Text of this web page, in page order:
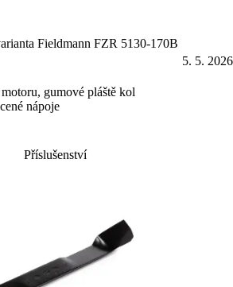
Fieldmann FZR 5130-170B
5. 5. 2026
gumové pláště kol
nápoje
Příslušenství